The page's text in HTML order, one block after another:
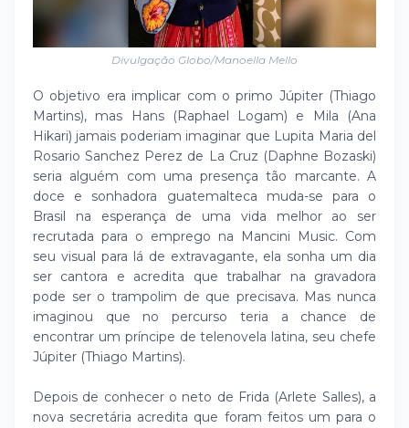
Divulgação Globo/Manoella Mello
O objetivo era implicar com o primo Júpiter (Thiago
Martins), mas Hans (Raphael Logam) e Mila (Ana
Hikari) jamais poderiam imaginar que Lupita Maria del
Rosario Sanchez Perez de La Cruz (Daphne Bozaski)
seria alguém com uma presença tão marcante. A
doce e sonhadora guatemalteca muda-se para o
Brasil na esperança de uma vida melhor ao ser
recrutada para o emprego na Mancini Music. Com
seu visual para lá de extravagante, ela sonha um dia
ser cantora e acredita que trabalhar na gravadora
pode ser o trampolim de que precisava. Mas nunca
imaginou que no percurso teria a chance de
encontrar um príncipe de telenovela latina, seu chefe
Júpiter (Thiago Martins).
Depois de conhecer o neto de Frida (Arlete Salles), a
nova secretária acredita que foram feitos um para o